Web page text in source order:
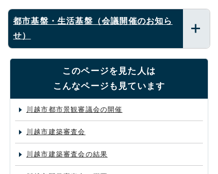
都市基盤・生活基盤（会議開催のお知ら
せ）
このページを見た人は
こんなページも見ています
川越市都市景観審議会の開催
川越市建築審査会
川越市建築審査会の結果